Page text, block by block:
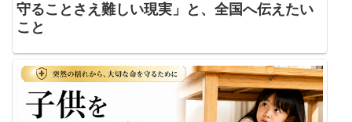
守ることさえ難しい現実」と、全国へ伝えたい
こと